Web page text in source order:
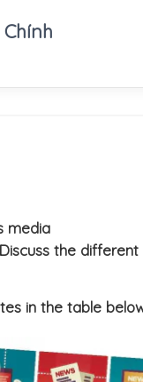
media
the
in the table